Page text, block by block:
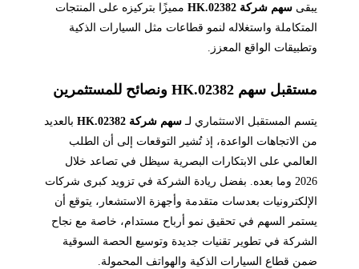
يبقى سهم شركة 02382.HK
مميزًا بتركيزه على المنتجات
المتكاملة واستغلاله لنمو قطاعات مثل السيارات الذكية
وتطبيقات الواقع المعزز.
مستقبل سهم 02382.HK ونصائح للمستثمرين
يتسم المستقبل الاستثماري لـسهم شركة 02382.HK
بالعديد
من الاتجاهات الواعدة، إذ تُشير التوقعات إلى أن الطلب
العالمي على الابتكارات البصرية سيظل في تصاعد خلال
2026 وما بعده. بفضل ريادة الشركة في تزويد كبرى شركات
الإلكترونيات بعدسات متقدمة وأجهزة الاستشعار، يتوقع أن
يستمر السهم في تحقيق نمو أرباح مستدام، خاصة مع نجاح
الشركة في تطوير تقنيات جديدة وتوسيع الحصة السوقية
ضمن قطاع السيارات الذكية والهواتف المحمولة.